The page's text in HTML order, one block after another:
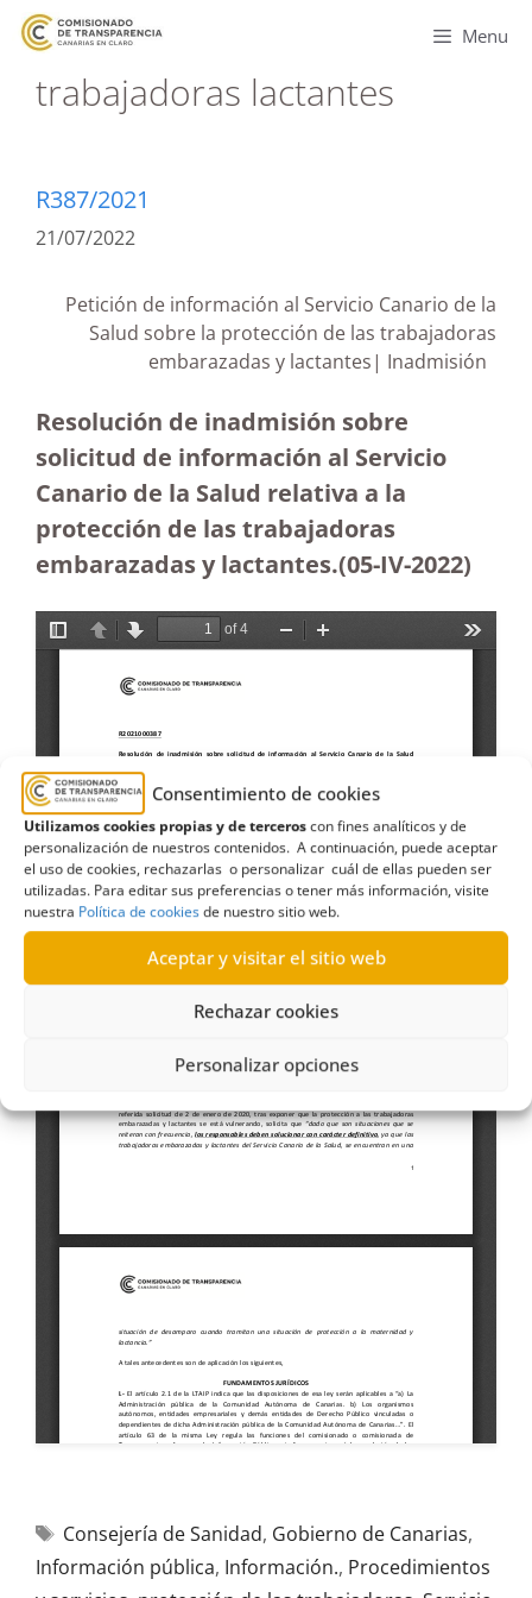
Consentimiento de cookies
Utilizamos cookies propias y de terceroscon fines analíticos y de
personalización de nuestros contenidos. A continuación, puede aceptar
el uso de cookies, rechazarlas o personalizar cuál de ellas pueden ser
utilizadas. Para editar sus preferencias o tener más información, visite
nuestra Política de cookiesde nuestro sitio web.
Aceptar y visitar el sitio web
Rechazar cookies
Personalizar opciones
Menu
trabajadoras lactantes
R387/2021
21/07/2022
Petición de información al Servicio Canario de la
Salud sobre la protección de las trabajadoras
embarazadas y lactantes| Inadmisión
Resolución de inadmisión sobre
solicitud de información al Servicio
Canario de la Salud relativa a la
protección de las trabajadoras
embarazadas y lactantes.(05-IV-2022)
Consejería de Sanidad, Gobierno de Canarias,
Información pública, Información., Procedimientos